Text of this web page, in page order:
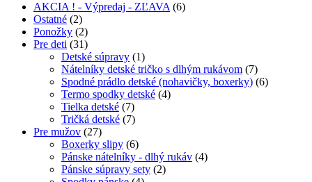
AKCIA ! - Výpredaj - ZĽAVA (6)
Ostatné (2)
Ponožky (2)
Pre deti (31)
Detské súpravy (1)
Nátelníky detské tričko s dlhým rukávom (7)
Spodné prádlo detské (nohavičky, boxerky) (6)
Termo spodky detské (4)
Tielka detské (7)
Tričká detské (7)
Pre mužov (27)
Boxerky slipy (6)
Pánske nátelníky - dlhý rukáv (4)
Pánske súpravy sety (2)